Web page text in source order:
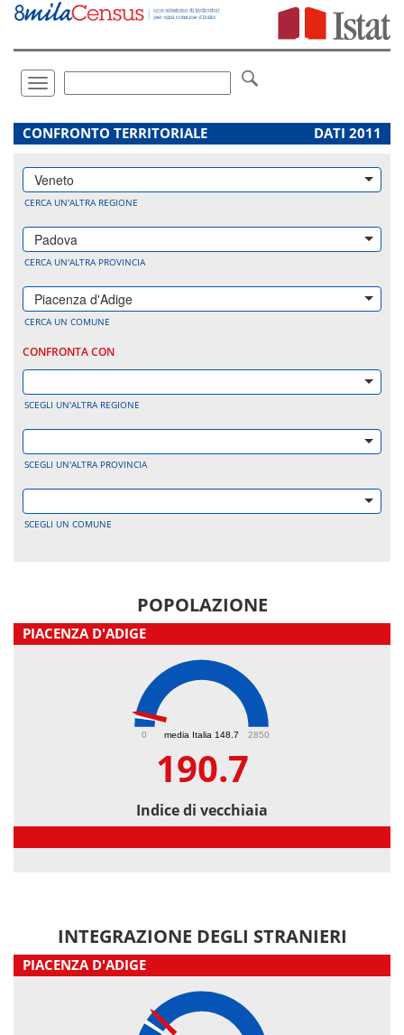
Vai
direttamente
Toggle
navigation
.
CONFRONTO TERRITORIALE DATI 2011
Veneto
CERCA UN'ALTRA REGIONE
Padova
CERCA UN'ALTRA PROVINCIA
Piacenza d'Adige
CERCA UN COMUNE
CONFRONTA CON
SCEGLI UN'ALTRA REGIONE
SCEGLI UN'ALTRA PROVINCIA
SCEGLI UN COMUNE
POPOLAZIONE
PIACENZA D'ADIGE
media Italia 148.7
0 2850
190.7
Indice di vecchiaia
INTEGRAZIONE DEGLI STRANIERI
PIACENZA D'ADIGE